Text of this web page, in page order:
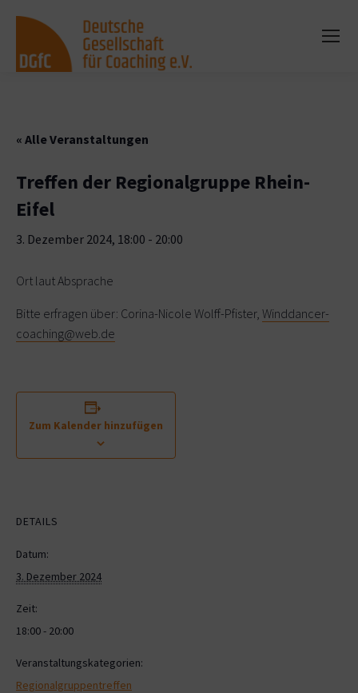
« Alle Veranstaltungen
Treffen der Regionalgruppe Rhein-
Eifel
3. Dezember 2024, 18:00 - 20:00
Ort laut Absprache
Bitte erfragen über: Corina-Nicole Wolff-Pfister, Winddancer-
coaching@web.de
Zum Kalender hinzufügen
DETAILS
Datum:
3. Dezember 2024
Zeit:
18:00 - 20:00
Veranstaltungskategorien:
Regionalgruppentreffen